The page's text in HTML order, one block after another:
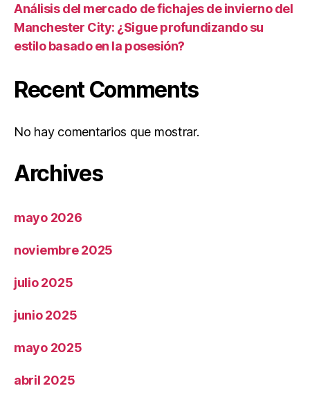
Análisis del mercado de fichajes de invierno del
Manchester City: ¿Sigue profundizando su
estilo basado en la posesión?
Recent Comments
No hay comentarios que mostrar.
Archives
mayo 2026
noviembre 2025
julio 2025
junio 2025
mayo 2025
abril 2025